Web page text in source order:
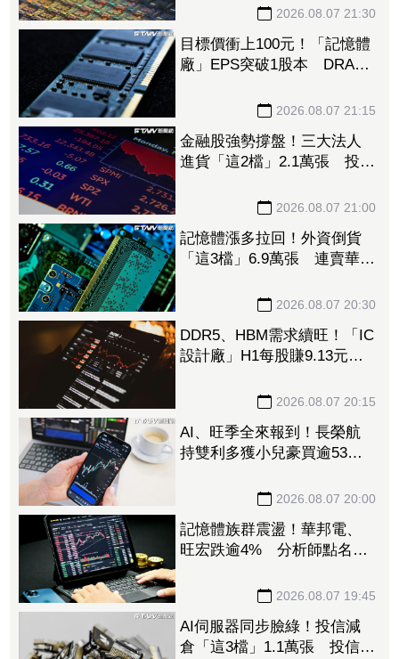
2026.08.07 21:30
目標價衝上100元！「記憶體
廠」EPS突破1股本 DRAM
2026.08.07 21:15
金融股強勢撐盤！三大法人
進貨「這2檔」2.1萬張 投
2026.08.07 21:00
記憶體漲多拉回！外資倒貨
「這3檔」6.9萬張 連賣華邦
2026.08.07 20:30
DDR5、HBM需求續旺！「IC
設計廠」H1每股賺9.13元
2026.08.07 20:15
AI、旺季全來報到！長榮航
持雙利多獲小兒豪買逾53萬
收狂超去年全年也獲青睞
2026.08.07 20:00
記憶體族群震盪！華邦電、
旺宏跌逾4% 分析師點名
2026.08.07 19:45
AI伺服器同步臉綠！投信減
倉「這3檔」1.1萬張 投信連